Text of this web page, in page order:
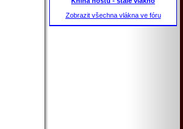
Zobrazit všechna vlákna ve fóru